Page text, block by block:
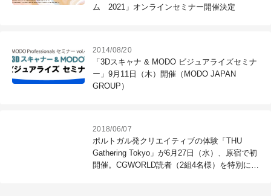
ム 2021」オンラインセミナー開催決定
2014/08/20
「3Dスキャナ & MODO ビジュアライズセミナ
ー」9月11日（木）開催（MODO JAPAN
GROUP）
2018/06/07
ポルトガル発クリエイティブの体験「THU
Gathering Tokyo」が6月27日（水）、原宿で初
開催。CGWORLD読者（2組4名様）を特別にご